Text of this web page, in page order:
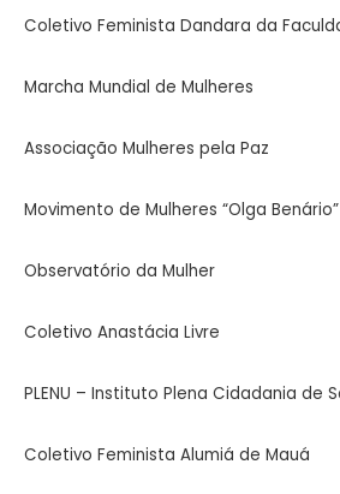
Coletivo Feminista Dandara da
Marcha Mundial de Mulheres
Associação Mulheres pela Paz
Movimento de Mulheres “Olga Benário”
Observatório da Mulher
Coletivo Anastácia Livre
PLENU – Instituto Plena Cidadania de
Coletivo Feminista Alumiá de Mauá